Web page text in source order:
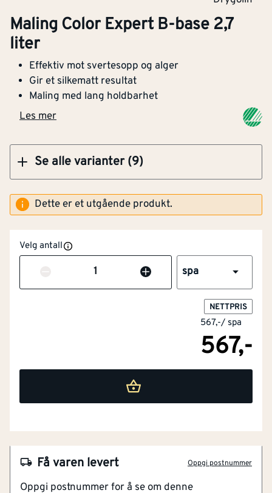
Maling Color Expert B-base 2,7
liter
Effektiv mot svertesopp og alger
Gir et silkematt resultat
Maling med lang holdbarhet
Les mer
Se alle varianter (9)
Maling Color Expert gul base 9 liter
Klikk og hent
Dette er et utgående produkt.
Velg antall
Antall spa
NETTPRIS
567,-/ spa
567,-
Få varen levert Oppgi postnummer
Oppgi postnummer for å se om denne
Effektiv mot svertesopp og alger